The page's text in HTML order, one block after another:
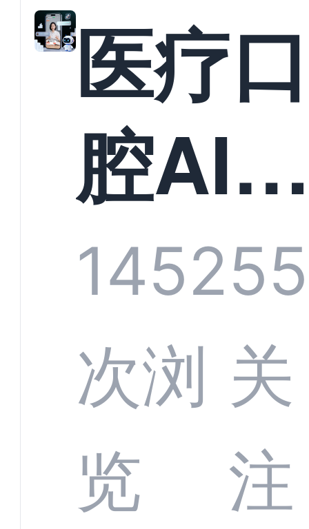
教育机
构实现
规模化
增长与
数字化
医疗口
腔AI
服系统
全渠道
数据对
1452
次浏
览
关
注